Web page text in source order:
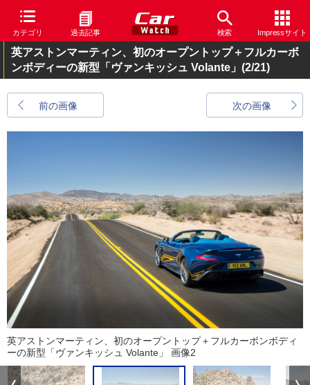
カテゴリ 過去記事 検索 Impressサイト
英アストンマーティン、初のオープントップ＋フルカーボ
ンボディーの新型「ヴァンキッシュ Volante」 (2/21)
前の画像 次の画像
英アストンマーティン、初のオープントップ＋フルカーボンボディ
ーの新型「ヴァンキッシュ Volante」 画像2